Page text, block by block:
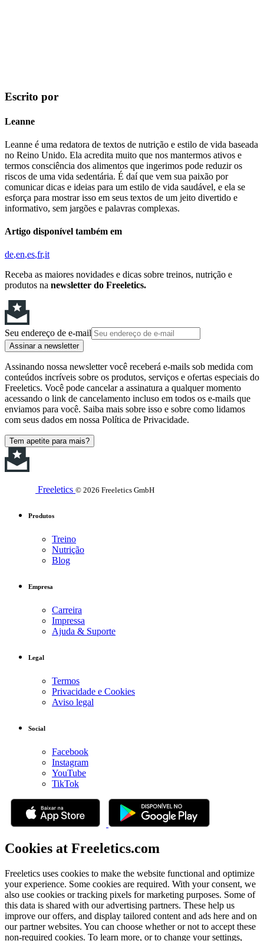
Escrito por
Leanne
Leanne é uma redatora de textos de nutrição e estilo de vida baseada
no Reino Unido. Ela acredita muito que nos mantermos ativos e
termos consciência dos alimentos que ingerimos pode reduzir os
riscos de uma vida sedentária. É daí que vem sua paixão por
comunicar dicas e ideias para um estilo de vida saudável, e ela se
esforça para mostrar isso em seus textos de um jeito divertido e
informativo, sem jargões e palavras complexas.
Artigo disponível também em
de en es fr it
Receba as maiores novidades e dicas sobre treinos, nutrição e
produtos na newsletter do Freeletics.
Seu endereço de e-mail
Assinar a newsletter
Assinando nossa newsletter você receberá e-mails sob medida com
conteúdos incríveis sobre os produtos, serviços e ofertas especiais do
Freeletics. Você pode cancelar a assinatura a qualquer momento
acessando o link de cancelamento incluso em todos os e-mails que
enviamos para você. Saiba mais sobre isso e sobre como lidamos
com seus dados em nossa Política de Privacidade.
Tem apetite para mais?
Freeletics © 2026 Freeletics GmbH
Produtos
Treino
Nutrição
Blog
Empresa
Carreira
Impressa
Ajuda & Suporte
Legal
Termos
Privacidade e Cookies
Aviso legal
Social
Facebook
Instagram
YouTube
TikTok
Cookies at Freeletics.com
Freeletics uses cookies to make the website functional and optimize
your experience. Some cookies are required. With your consent, we
also use cookies or tracking pixels for marketing purposes. Some of
this data is shared with our advertising partners. These help us
improve our offers, and display tailored content and ads here and on
our partner websites. You can choose whether or not to accept these
non-required cookies. To learn more, or to change your settings,